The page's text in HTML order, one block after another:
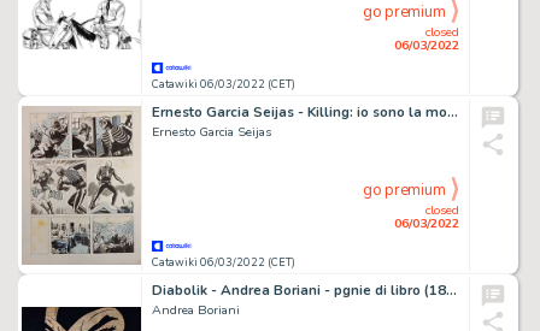
Catawiki 06/03/2022 (CET)
closed
06/03/2022
go premium
Ernesto Garcia Seijas - Killing: io sono la morte - Page volante - Exemplaire unique
Ernesto Garcia Seijas
Catawiki 06/03/2022 (CET)
closed
06/03/2022
go premium
Diabolik - Andrea Boriani - pgnie di libro (1872) hand painted 50 x 49 cm - Exemplaire unique
Andrea Boriani